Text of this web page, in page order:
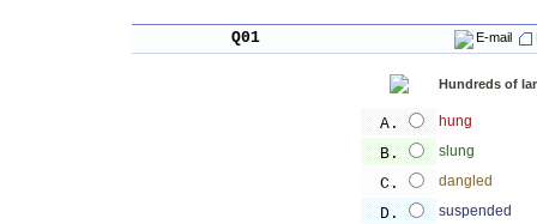
Q01 E-mail
Hundreds of
A. hung
B. slung
C. dangled
D. suspended